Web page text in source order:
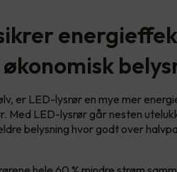
er LED-lysrør en mye mer
Med LED-lysrør går nesten
belysning hvor godt over